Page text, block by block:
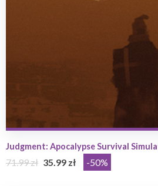
Judgment: Apocalypse Survival
71.99 zł 35.99 zł -50%